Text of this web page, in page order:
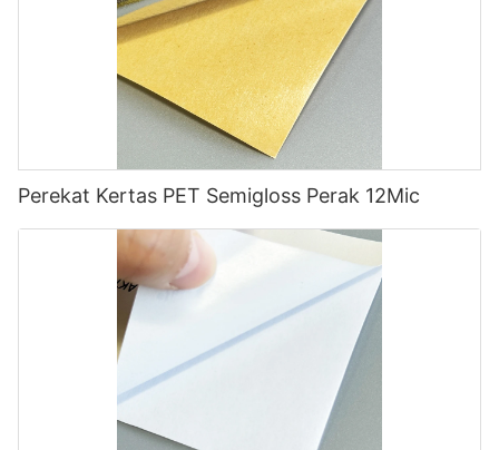
Perekat Kertas PET Semigloss Perak 12Mic